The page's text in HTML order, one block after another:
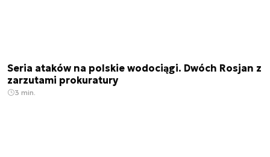
Seria ataków na polskie wodociągi. Dwóch Rosjan z
zarzutami prokuratury
3 min.